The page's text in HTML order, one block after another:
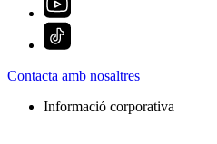
Contacta amb nosaltres
Informació corporativa